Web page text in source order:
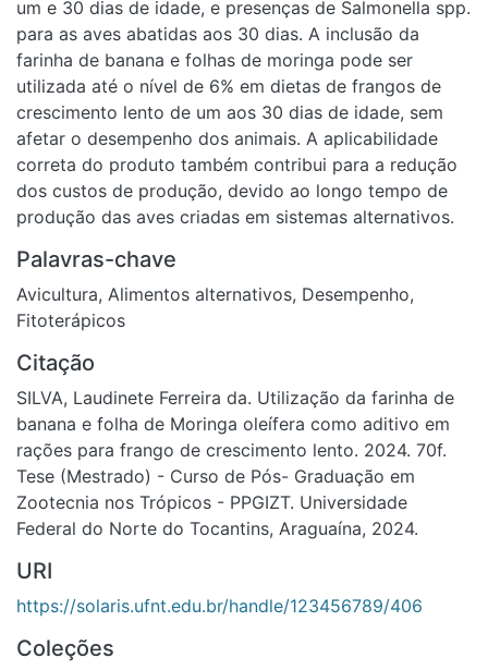
um e 30 dias de idade, e presenças de Salmonella spp.
para as aves abatidas aos 30 dias. A inclusão da
farinha de banana e folhas de moringa pode ser
utilizada até o nível de 6% em dietas de frangos de
crescimento lento de um aos 30 dias de idade, sem
afetar o desempenho dos animais. A aplicabilidade
correta do produto também contribui para a redução
dos custos de produção, devido ao longo tempo de
produção das aves criadas em sistemas alternativos.
Palavras-chave
Avicultura, Alimentos alternativos, Desempenho,
Fitoterápicos
Citação
SILVA, Laudinete Ferreira da. Utilização da farinha de
banana e folha de Moringa oleífera como aditivo em
rações para frango de crescimento lento. 2024. 70f.
Tese (Mestrado) - Curso de Pós- Graduação em
Zootecnia nos Trópicos - PPGIZT. Universidade
Federal do Norte do Tocantins, Araguaína, 2024.
URI
https://solaris.ufnt.edu.br/handle/123456789/406
Coleções